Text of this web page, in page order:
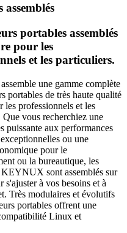
assemblés
portables assemblés
pour les
et les particuliers.
une gamme complète
portables de très haute qualité
les professionnels et les
vous recherchiez une
puissante aux performances
ou une
pour le
ou la bureautique, les
sont assemblés sur
s'ajuster à vos besoins et à
Très modulaires et évolutifs
portables offrent une
Linux et